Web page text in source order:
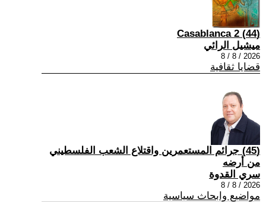
(44) Casablanca 2
ميشيل الرائي
2026 / 8 / 8
قضايا ثقافية
(45) جرائم المستعمرين واقتلاع الشعب الفلسطيني
من أرضه
سري القدوة
2026 / 8 / 8
مواضيع وابحاث سياسية